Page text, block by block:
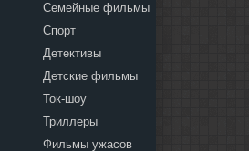
Семейные фильмы
Спорт
Детективы
Детские фильмы
Ток-шоу
Триллеры
Фильмы ужасов